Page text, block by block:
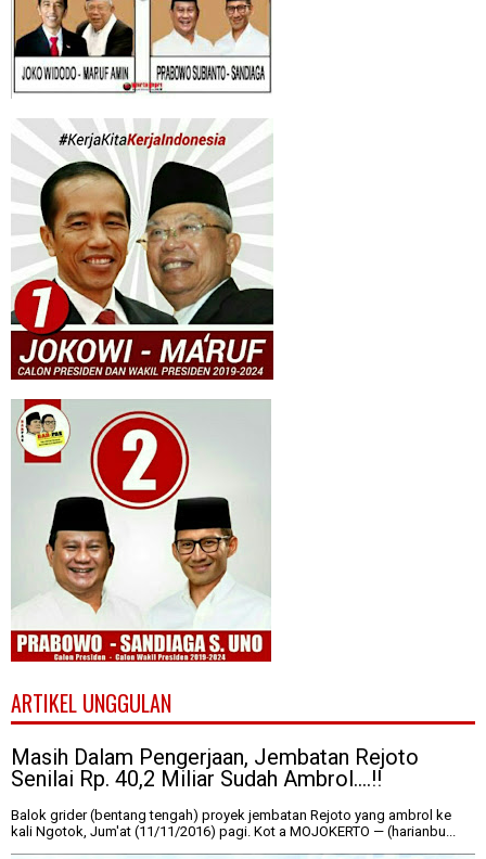
ARTIKEL UNGGULAN
Masih Dalam Pengerjaan, Jembatan Rejoto
Senilai Rp. 40,2 Miliar Sudah Ambrol....!!
Balok grider (bentang tengah) proyek jembatan Rejoto yang ambrol ke
kali Ngotok, Jum'at (11/11/2016) pagi. Kot a MOJOKERTO — (harianbu...